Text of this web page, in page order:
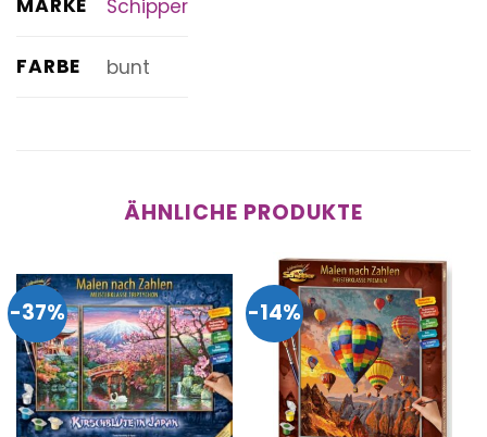
MARKE Schipper
FARBE bunt
ÄHNLICHE PRODUKTE
-37% -14%